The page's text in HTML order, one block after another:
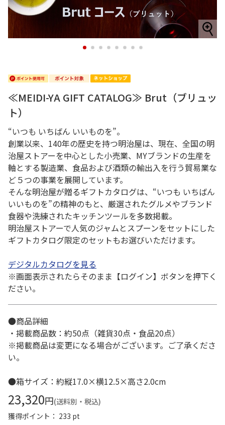
1 2 3 4 5 6 7 8
≪MEIDI-YA GIFT CATALOG≫ Brut（ブリュッ
ト）
“いつも いちばん いいものを”。
創業以来、140年の歴史を持つ明治屋は、現在、全国の明
治屋ストアーを中心とした小売業、MYブランドの生産を
軸とする製造業、食品および酒類の輸出入を行う貿易業な
ど５つの事業を展開しています。
そんな明治屋が贈るギフトカタログは、“いつも いちばん
いいものを”の精神のもと、厳選されたグルメやブランド
食器や洗練されたキッチンツールを多数掲載。
明治屋ストアーで人気のジャムとスプーンをセットにした
ギフトカタログ限定のセットもお選びいただけます。
デジタルカタログを見る
※画面表示されたらそのまま【ログイン】ボタンを押下く
ださい。
●商品詳細
・掲載商品数：約50点（雑貨30点・食品20点）
※掲載商品は変更になる場合がございます。ご了承くださ
い。
●箱サイズ：約縦17.0×横12.5×高さ2.0cm
23,320円(送料別・税込)
獲得ポイント： 233 pt